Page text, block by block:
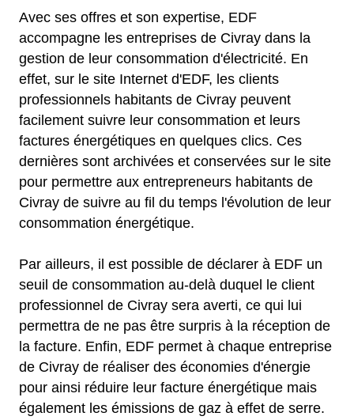
Avec ses offres et son expertise, EDF
accompagne les entreprises de Civray dans la
gestion de leur consommation d'électricité. En
effet, sur le site Internet d'EDF, les clients
professionnels habitants de Civray peuvent
facilement suivre leur consommation et leurs
factures énergétiques en quelques clics. Ces
dernières sont archivées et conservées sur le site
pour permettre aux entrepreneurs habitants de
Civray de suivre au fil du temps l'évolution de leur
consommation énergétique.
Par ailleurs, il est possible de déclarer à EDF un
seuil de consommation au-delà duquel le client
professionnel de Civray sera averti, ce qui lui
permettra de ne pas être surpris à la réception de
la facture. Enfin, EDF permet à chaque entreprise
de Civray de réaliser des économies d'énergie
pour ainsi réduire leur facture énergétique mais
également les émissions de gaz à effet de serre.